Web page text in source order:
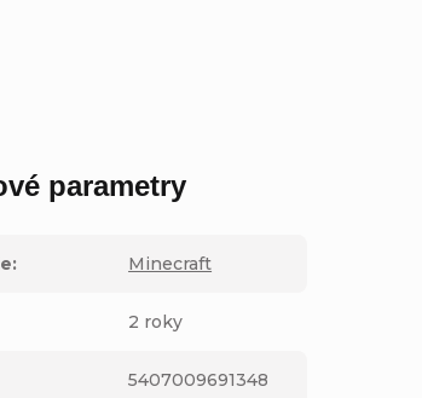
parametry
: Minecraft
2 roky
5407009691348